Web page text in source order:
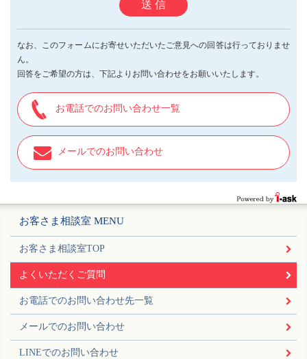
送 信
なお、このフォームにお寄せいただいたご意見への回答は行っておりませ
ん。
回答をご希望の方は、下記よりお問い合わせをお願いいたします。
お電話でのお問い合わせ一覧
メールでのお問い合わせ
お客さま相談室 MENU
お客さま相談室TOP
よくいただくご質問
お電話でのお問い合わせ先一覧
メールでのお問い合わせ
LINEでのお問い合わせ